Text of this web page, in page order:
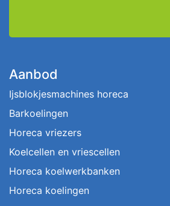
Aanbod
Ijsblokjesmachines horeca
Barkoelingen
Horeca vriezers
Koelcellen en vriescellen
Horeca koelwerkbanken
Horeca koelingen